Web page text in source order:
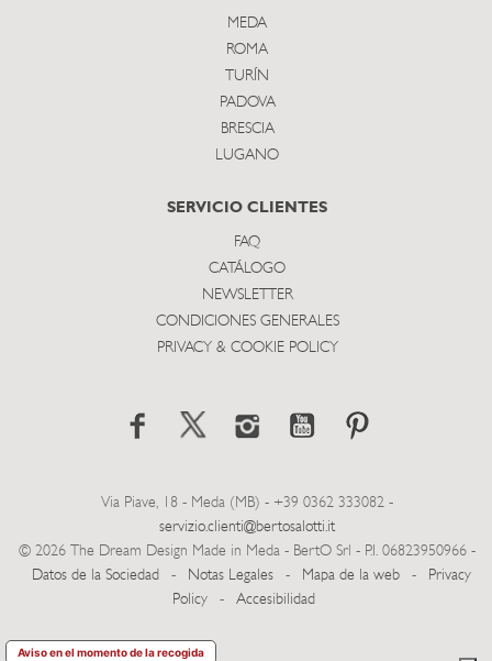
MEDA
ROMA
TURÍN
PADOVA
BRESCIA
LUGANO
SERVICIO CLIENTES
FAQ
CATÁLOGO
NEWSLETTER
CONDICIONES GENERALES
PRIVACY & COOKIE POLICY
Via Piave, 18 - Meda (MB) - +39 0362 333082 -
servizio.clienti@bertosalotti.it
© 2026 The Dream Design Made in Meda - BertO Srl - P.I. 06823950966 -
Datos de la Sociedad
- Notas Legales - Mapa de la web -
Privacy
Policy
- Accesibilidad
Aviso en el momento de la recogida